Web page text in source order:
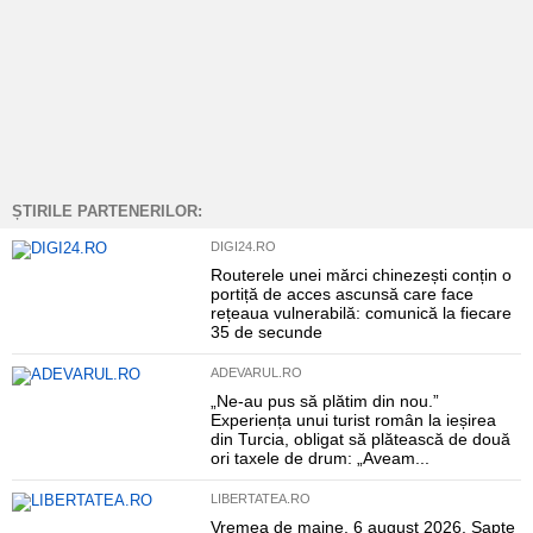
ȘTIRILE PARTENERILOR:
DIGI24.RO
Routerele unei mărci chinezești conțin o
portiță de acces ascunsă care face
rețeaua vulnerabilă: comunică la fiecare
35 de secunde
ADEVARUL.RO
„Ne-au pus să plătim din nou.”
Experiența unui turist român la ieșirea
din Turcia, obligat să plătească de două
ori taxele de drum: „Aveam...
LIBERTATEA.RO
Vremea de maine, 6 august 2026. Șapte